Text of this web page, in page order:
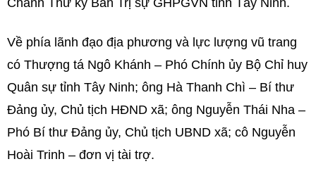
Chánh Thư ký Ban Trị sự GHPGVN tỉnh Tây Ninh.
Về phía lãnh đạo địa phương và lực lượng vũ trang
có Thượng tá Ngô Khánh – Phó Chính ủy Bộ Chỉ huy
Quân sự tỉnh Tây Ninh; ông Hà Thanh Chì – Bí thư
Đảng ủy, Chủ tịch HĐND xã; ông Nguyễn Thái Nha –
Phó Bí thư Đảng ủy, Chủ tịch UBND xã; cô Nguyễn
Hoài Trinh – đơn vị tài trợ.